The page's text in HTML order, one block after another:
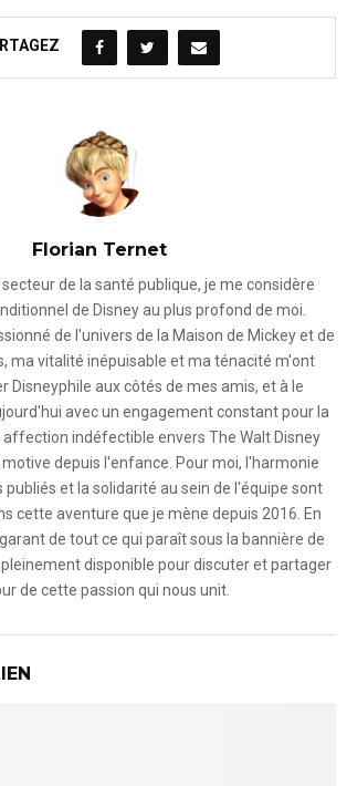
Florian Ternet
de la santé publique, je me considère
de Disney au plus profond de moi.
de l'univers de la Maison de Mickey et de
ma vitalité inépuisable et ma ténacité m'ont
Disneyphile aux côtés de mes amis, et à le
avec un engagement constant pour la
indéfectible envers The Walt Disney
depuis l'enfance. Pour moi, l'harmonie
publiés et la solidarité au sein de l'équipe sont
cette aventure que je mène depuis 2016. En
de tout ce qui paraît sous la bannière de
pleinement disponible pour discuter et partager
de cette passion qui nous unit.